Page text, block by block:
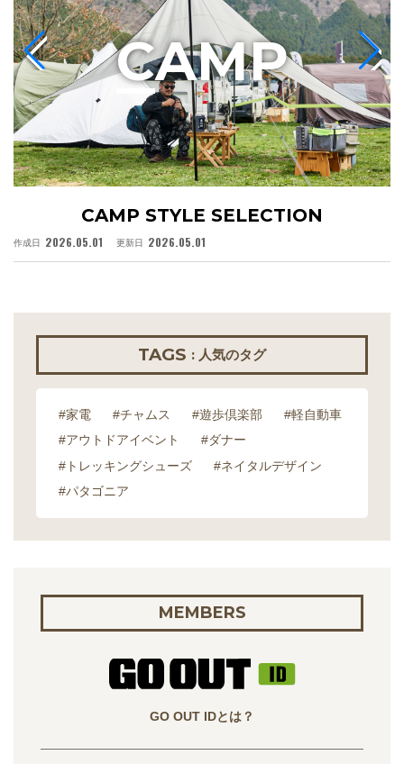
CAMP STYLE SELECTION
作成日 2026.05.01 更新日 2026.05.01
CAMP
TAGS : 人気のタグ
#家電 #チャムス #遊歩倶楽部
#軽自動車
#アウトドアイベント
#ダナー
#トレッキングシューズ
#ネイタルデザイン
#パタゴニア
MEMBERS
GO OUT IDとは？